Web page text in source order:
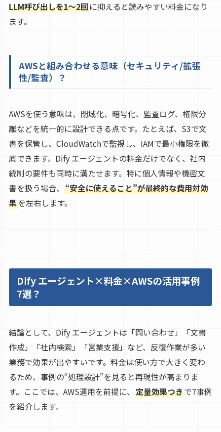
LLM呼び出しを1〜2回に抑えると読みやすい料金になり
ます。
AWSと組み合わせる意味（セキュリティ/拡張
性/監査）？
AWSを使う意味は、閉域化、暗号化、監査ログ、権限分
離などを統一的に設計できる点です。たとえば、S3で文
書を保管し、CloudWatchで監視し、IAMで最小権限を徹
底できます。Dify エージェントの料金だけでなく、社内
統制の要件も同時に満たせます。特に個人情報や機密文
書を扱う場合、 “安全に使えること”が最終的な費用対効
果を左右します。
Dify エージェント×料金×AWSの活用事例
7選？
結論として、Dify エージェントは「問い合わせ」「文書
作成」「社内検索」「営業支援」など、反復作業が多い
業務で効果が出やすいです。料金は使い方で大きく変わ
るため、事例の“処理設計”を見ると再現性が高まりま
す。ここでは、AWS運用を前提に、 定量効果つきで7事例
を紹介します。